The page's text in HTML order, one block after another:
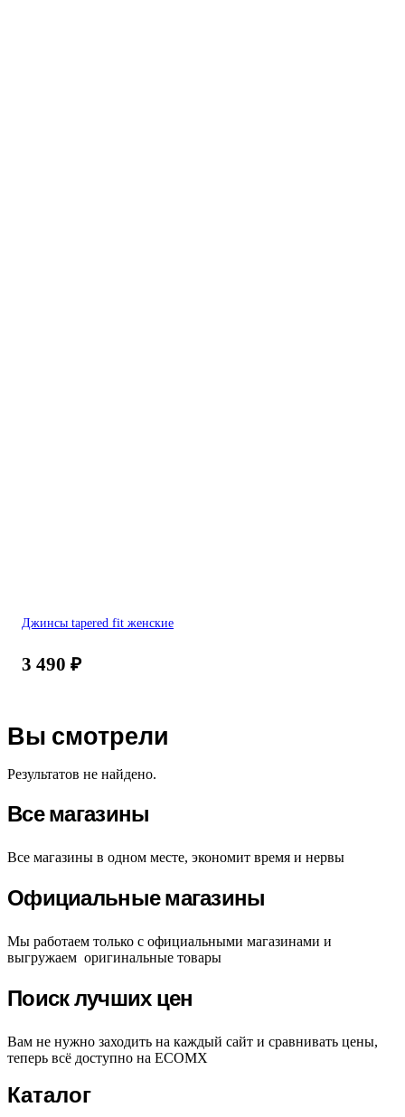
Джинсы tapered fit женские
3 490 ₽
Вы смотрели
Результатов не найдено.
Все магазины
Все магазины в одном месте, экономит время и нервы
Официальные магазины
Мы работаем только с официальными магазинами и
выгружаем оригинальные товары
Поиск лучших цен
Вам не нужно заходить на каждый сайт и сравнивать цены,
теперь всё доступно на ECOMX
Каталог